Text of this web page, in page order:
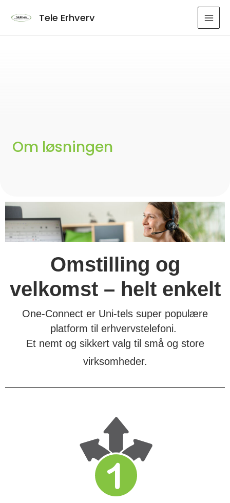
Tele Erhverv
Om løsningen
Omstilling og
velkomst – helt enkelt
One-Connect er Uni-tels super populære
platform til erhvervstelefoni.
Et nemt og sikkert valg til små og store
virksomheder.